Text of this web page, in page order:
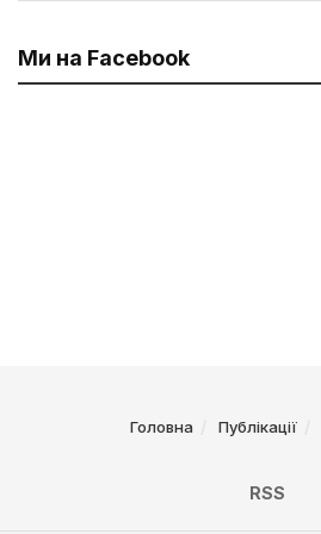
Ми на Facebook
Головна Публікації
RSS